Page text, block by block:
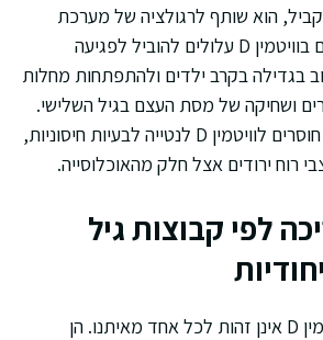
הוא שותף לרגולציה של מערכת
החיסון. אי לכך, חוסרים בוויטמין D עלולים להוביל לפגיעה
בגדילה בקרב ילדים ולהתפתחות מחלות
ושחיקה של מסת העצם בגיל השלישי.
בנוסף, נמצא קשר בין חוסרים לוויטמין D לנטייה לבעיות חיסוניות,
רוח ירודים אצל חלק מהאוכלוסייה.
לפי קבוצות גיל
ההמלצות לצריכת ויטמין D אינן זהות לכל אחד מאיתנו. הן